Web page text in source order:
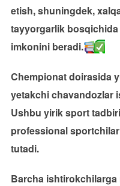
etish, shuningdek,
tayyorgarlik
imkonini beradi.
Chempionat doirasida
yetakchi chavandozlar
Ushbu yirik sport
professional
tutadi.
Barcha